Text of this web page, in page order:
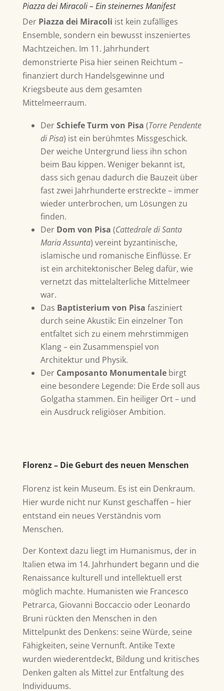
Piazza dei Miracoli – Ein steinernes Manifest
Der Piazza dei Miracoli ist kein zufälliges
Ensemble, sondern ein bewusst inszeniertes
Machtzeichen. Im 11. Jahrhundert
demonstrierte Pisa hier seinen Reichtum –
finanziert durch Handelsgewinne und
Kriegsbeute aus dem gesamten
Mittelmeerraum.
DerSchiefe Turm von Pisa (Torre Pendente
di Pisa) ist ein berühmtes Missgeschick.
Der weiche Untergrund liess ihn schon
beim Bau kippen. Weniger bekannt ist,
dass sich genau dadurch die Bauzeit über
fast zwei Jahrhunderte erstreckte – immer
wieder unterbrochen, um Lösungen zu
finden.
Der Dom von Pisa (Cattedrale di Santa
Maria Assunta) vereint byzantinische,
islamische und romanische Einflüsse. Er
ist ein architektonischer Beleg dafür, wie
vernetzt das mittelalterliche Mittelmeer
war.
Das Baptisterium von Pisa fasziniert
durch seine Akustik: Ein einzelner Ton
entfaltet sich zu einem mehrstimmigen
Klang – ein Zusammenspiel von
Architektur und Physik.
Der Camposanto Monumentale birgt
eine besondere Legende: Die Erde soll aus
Golgatha stammen. Ein heiliger Ort – und
ein Ausdruck religiöser Ambition.
Florenz – Die Geburt des neuen Menschen
Florenz ist kein Museum. Es ist ein Denkraum.
Hier wurde nicht nur Kunst geschaffen – hier
entstand ein neues Verständnis vom
Menschen.
Der Kontext dazu liegt im Humanismus, der in
Italien etwa im 14. Jahrhundert begann und die
Renaissance kulturell und intellektuell erst
möglich machte. Humanisten wie Francesco
Petrarca, Giovanni Boccaccio oder Leonardo
Bruni rückten den Menschen in den
Mittelpunkt des Denkens: seine Würde, seine
Fähigkeiten, seine Vernunft. Antike Texte
wurden wiederentdeckt, Bildung und kritisches
Denken galten als Mittel zur Entfaltung des
Individuums.